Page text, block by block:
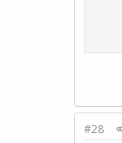
#28